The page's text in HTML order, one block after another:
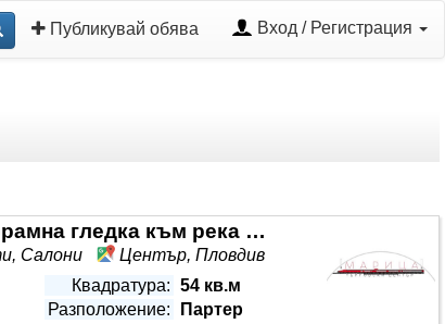
Публикувай обява Вход / Регистрация
Представително помещение с панорамна гледка към река Марица
Салони
Център, Пловдив
Квадратура: 54 кв.м
Разположение:
Партер